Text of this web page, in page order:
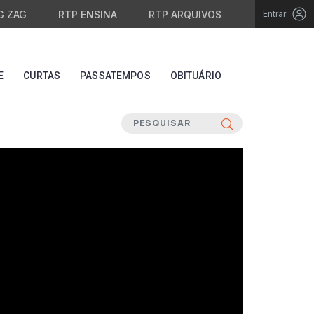
ZAG RTP ENSINA RTP ARQUIVOS Entrar
CURTAS PASSATEMPOS OBITUÁRIO